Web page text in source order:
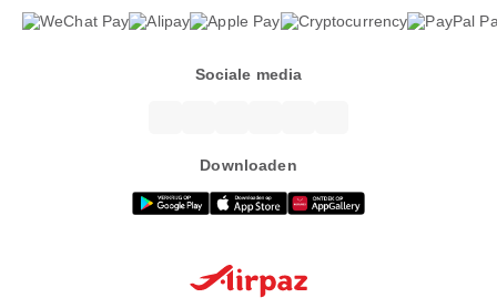
Sociale media
Downloaden